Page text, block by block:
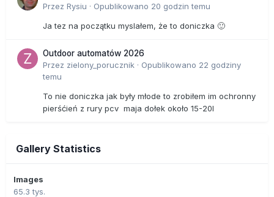
Przez Rysiu · Opublikowano 20 godzin temu
Ja tez na początku myslałem, że to doniczka 🙂
Outdoor automatów 2026
Przez zielony_porucznik · Opublikowano 22 godziny
temu
To nie doniczka jak były młode to zrobiłem im ochronny
pierśćień z rury pcv maja dołek około 15-20l
Gallery Statistics
Images
65.3 tys.